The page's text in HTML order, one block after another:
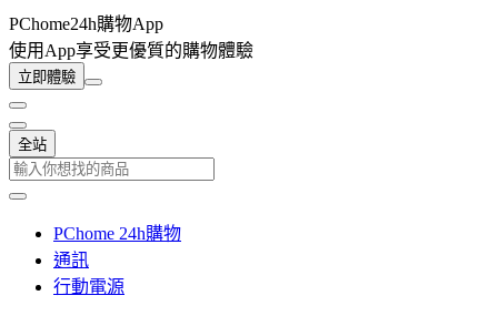
PChome24h購物App
使用App享受更優質的購物體驗
立即體驗
全站
PChome 24h購物
通訊
行動電源